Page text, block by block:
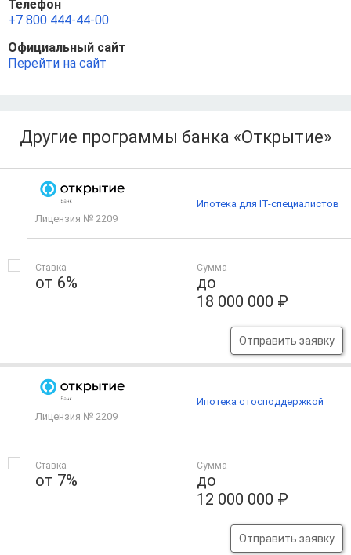
Телефон
+7 800 444-44-00
Официальный сайт
Перейти на сайт
Другие программы банка «Открытие»
Лицензия № 2209
Ставка
от 6%
Сумма
до
18 000 000 ₽
Отправить заявку
Ипотека для IT-специалистов
Лицензия № 2209
Ставка
от 7%
Сумма
до
12 000 000 ₽
Отправить заявку
Ипотека с господдержкой